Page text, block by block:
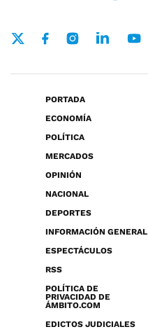
PORTADA
ECONOMÍA
POLÍTICA
MERCADOS
OPINIÓN
NACIONAL
DEPORTES
INFORMACIÓN GENERAL
ESPECTÁCULOS
RSS
POLÍTICA DE
PRIVACIDAD DE
ÁMBITO.COM
EDICTOS JUDICIALES